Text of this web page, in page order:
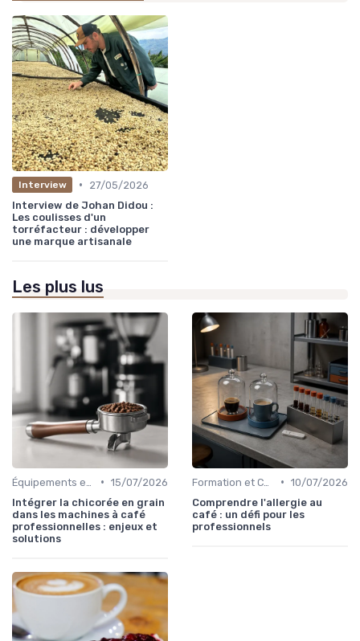
Interview •
27/05/2026
Interview de Johan Didou :
Les coulisses d'un
torréfacteur : développer
une marque artisanale
Les plus lus
• 15/07/2026
Intégrer la chicorée en grain
dans les machines à café
professionnelles : enjeux et
solutions
• 10/07/2026
Comprendre l'allergie au
café : un défi pour les
professionnels